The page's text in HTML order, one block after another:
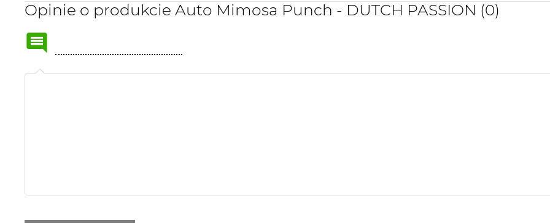
Opinie o produkcie Auto Mimosa Punch - DUTCH PASSION (0)